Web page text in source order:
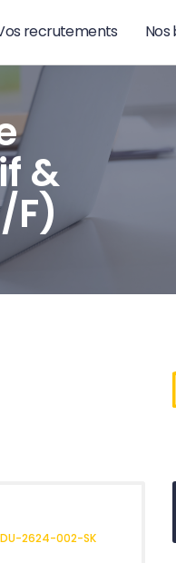
recrutements Nos
&
F)
2624-002-SK